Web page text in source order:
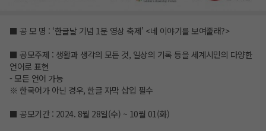
■ 공 모 명 : ‘한글날 기념 1분 영상 축제’ <네 이야기를 보여줄래?>
■ 공모주제 : 생활과 생각의 모든 것, 일상의 기록 등을 세계시민의 다양한
언어로 표현
- 모든 언어 가능
※ 한국어가 아닌 경우, 한글 자막 삽입 필수
■ 공모기간 : 2024. 8월 28일(수) ~ 10월 01(화)